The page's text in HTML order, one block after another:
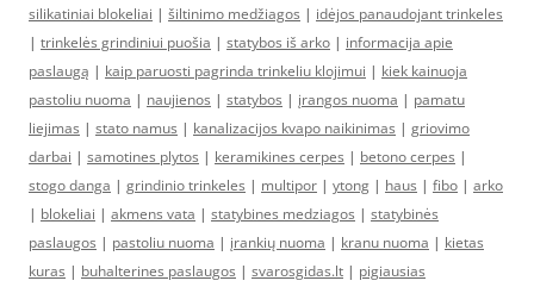
silikatiniai blokeliai | šiltinimo medžiagos | idėjos panaudojant trinkeles
| trinkelės grindiniui puošia | statybos iš arko | informacija apie
paslaugą | kaip paruosti pagrinda trinkeliu klojimui | kiek kainuoja
pastoliu nuoma | naujienos | statybos | įrangos nuoma | pamatu
liejimas | stato namus | kanalizacijos kvapo naikinimas | griovimo
darbai | samotines plytos | keramikines cerpes | betono cerpes |
stogo danga | grindinio trinkeles | multipor | ytong | haus | fibo | arko
| blokeliai | akmens vata | statybines medziagos | statybinės
paslaugos | pastoliu nuoma | įrankių nuoma | kranu nuoma | kietas
kuras | buhalterines paslaugos | svarosgidas.lt | pigiausias